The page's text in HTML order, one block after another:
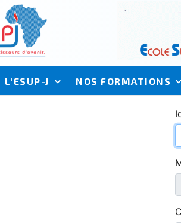
L'ESUP-J NOS FORMATIONS